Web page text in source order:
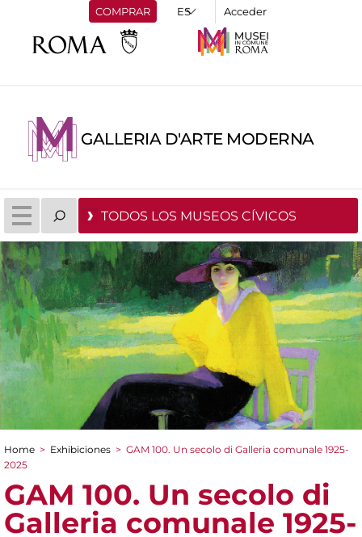
COMPRAR Acceder
GALLERIA D'ARTE MODERNA
TODOS LOS MUSEOS CÍVICOS
You are here
Home > Exhibiciones > GAM 100. Un secolo di Galleria comunale 1925-
2025
GAM 100. Un secolo di
Galleria comunale 1925-